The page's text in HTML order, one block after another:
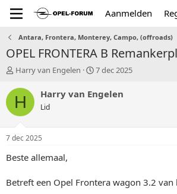
Aanmelden
Antara, Frontera, Monterey, Campo, (offroads)
OPEL FRONTERA B
T
p
t
a
r
r
Harry van Engelen
S
a
7 dec 2025
H Harry van Engelen
Lid
7 dec 2025
Beste allemaal,
Betreft een Opel Frontera wagon 3.2